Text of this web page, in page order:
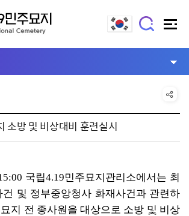
소방 및 비상대비 훈련실시
국립4.19민주묘지관리소에서는 최
건 및 정부중앙청사 화재사건과 관련하
지 전 종사원을 대상으로 소방 및 비상